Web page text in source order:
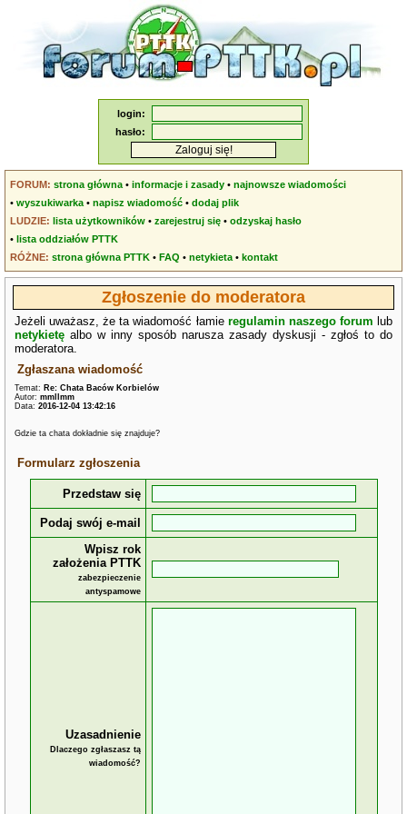
login:
hasło:
FORUM: strona główna •informacje i zasady •najnowsze wiadomości
•wyszukiwarka •napisz wiadomość •dodaj plik
LUDZIE: lista użytkowników •zarejestruj się •odzyskaj hasło
•lista oddziałów PTTK
RÓŻNE: strona główna PTTK •FAQ •netykieta •kontakt
Zgłoszenie do moderatora
Jeżeli uważasz, że ta wiadomość łamie regulamin naszego forum lub
netykietę albo w inny sposób narusza zasady dyskusji - zgłoś to do
moderatora.
Zgłaszana wiadomość
Temat: Re: Chata Baców Korbielów
Autor:mmllmm
Data:2016-12-04 13:42:16
Gdzie ta chata dokładnie się znajduje?
Formularz zgłoszenia
Przedstaw się
Podaj swój e-mail
Wpisz rok
założenia PTTK
zabezpieczenie
antyspamowe
Uzasadnienie
Dlaczego zgłaszasz tą
wiadomość?